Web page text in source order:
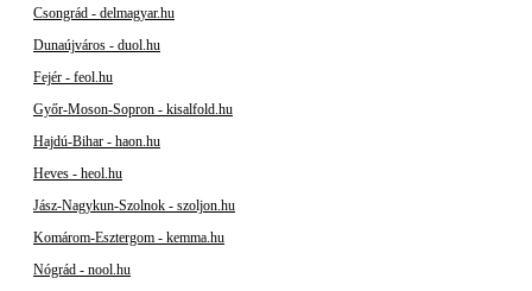
Csongrád - delmagyar.hu
Dunaújváros - duol.hu
Fejér - feol.hu
Győr-Moson-Sopron - kisalfold.hu
Hajdú-Bihar - haon.hu
Heves - heol.hu
Jász-Nagykun-Szolnok - szoljon.hu
Komárom-Esztergom - kemma.hu
Nógrád - nool.hu